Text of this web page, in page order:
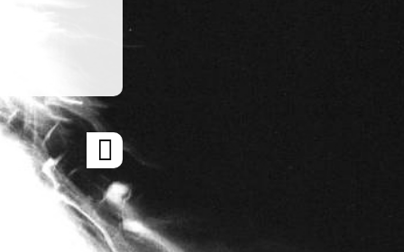
ARTICLE
SUIVANT
»